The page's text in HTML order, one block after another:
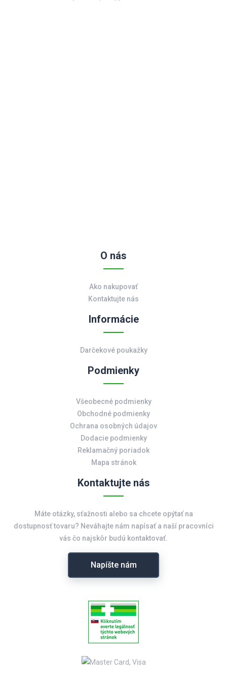
O nás
Ako nakupovať
Kontaktujte nás
Informácie
Darčekové poukažky
Podmienky
Všeobecné podmienky
Obchodné podmienky
Ochrana osobných údajov
Dodacie podmienky
Reklamačný poriadok
Mapa stránok
Kontaktujte nás
Máte otázky, sťažnosti alebo sa chcete opýtať na
dostupnosť tovaru? Neváhajte nám napísať a naší pracovníci
vás čo najskôr budú kontaktovať.
Napíšte nám